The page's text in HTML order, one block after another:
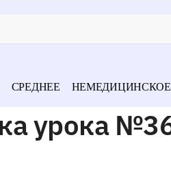
СРЕДНЕЕ НЕМЕДИЦИНСКОЕ
урока